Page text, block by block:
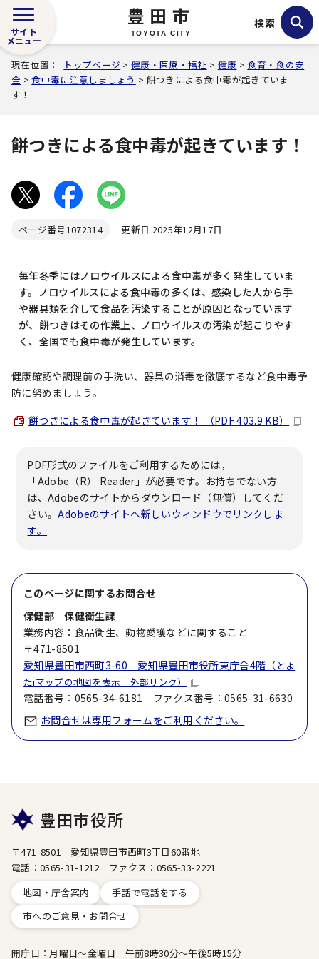
豊田市
TOYOTA CITY
サイト
メニュー
検索
現在位置： トップページ >健康・医療・福祉 > 健康 >食育・食の安
全 >食中毒に注意しましょう > 餅つきによる食中毒が起きていま
す！
餅つきによる食中毒が起きています！
ページ番号1072314 更新日 2025年12月17日
毎年冬季にはノロウイルスによる食中毒が多く発生していま
す。ノロウイルスによる食中毒の多くは、感染した人から手
や器具類を介して食品を汚染することが原因となっています
が、餅つきはその作業上、ノロウイルスの汚染が起こりやす
く、全国でも食中毒が発生しています。
健康確認や調理前の手洗い、器具の消毒を徹底するなど食中毒予
防に努めましょう。
餅つきによる食中毒が起きています！ （PDF 403.9 KB）
PDF形式のファイルをご利用するためには，
「Adobe（R） Reader」が必要です。お持ちでない方
は、Adobeのサイトからダウンロード（無償）してくだ
さい。Adobeのサイトへ新しいウィンドウでリンクしま
す。
このページに関するお問合せ
保健部 保健衛生課
業務内容：食品衛生、動物愛護などに関すること
〒471-8501
愛知県豊田市西町3-60 愛知県豊田市役所東庁舎4階（ とよ
たiマップの地図を表示 外部リンク）
電話番号：0565-34-6181 ファクス番号：0565-31-6630
お問合せは専用フォームをご利用ください。
豊田市役所
〒471-8501 愛知県豊田市西町3丁目60番地
電話：0565-31-1212 ファクス：0565-33-2221
地図・庁舎案内
手話で電話をする
市へのご意見・お問合せ
開庁日：月曜日～金曜日 午前8時30分～午後5時15分